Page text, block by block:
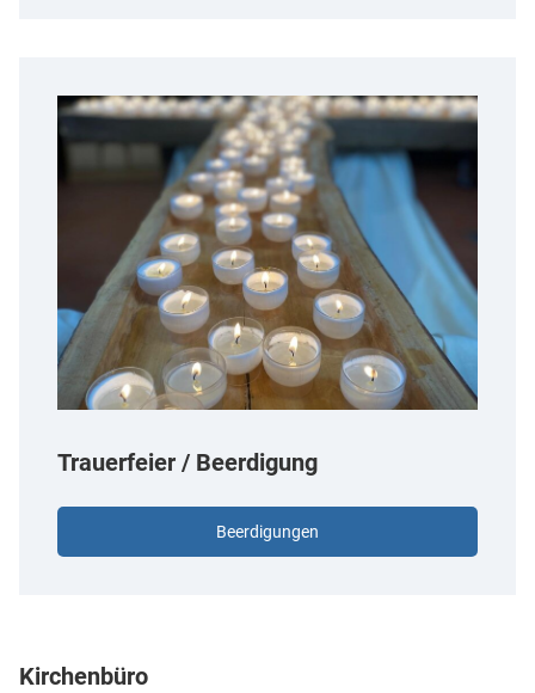
Trauerfeier / Beerdigung
Beerdigungen
Kirchenbüro